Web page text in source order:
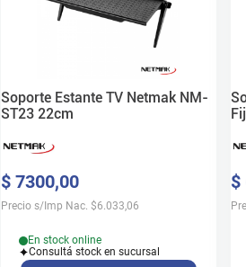
Soporte Estante TV Netmak NM-
ST23 22cm
$ 7300,00
Precio s/Imp Nac. $6.033,06
En stock online
Consultá stock en sucursal
$